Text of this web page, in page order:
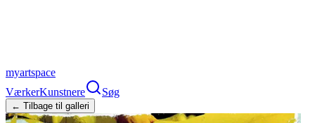
myartspace
VærkerKunstnere Søg
← Tilbage til galleri